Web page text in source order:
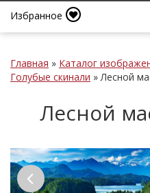
Избранное
Главная » Каталог
Голубые скинали »Лесной
Лесной